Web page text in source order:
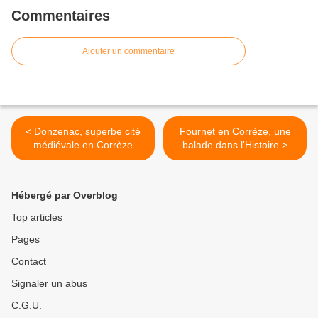
Commentaires
Ajouter un commentaire
< Donzenac, superbe cité
médiévale en Corrèze
Fournet en Corrèze, une
balade dans l'Histoire >
Hébergé par Overblog
Top articles
Pages
Contact
Signaler un abus
C.G.U.